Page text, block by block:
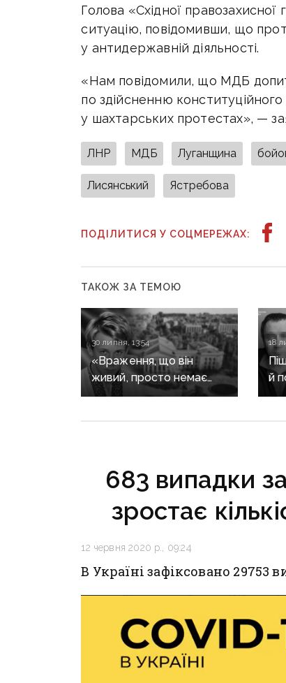
Голова «Східної
ситуацію, повідомивши, що
у антидержавній діяльності.
«Нам повідомили, що МДБ
по здійсненню
у шахтарських протестах», —
ЛНР МДБ Луганщина
Лисянський Ястребова
ПОДІЛИТИСЯ У СОЦМЕРЕЖАХ:
ТАКОЖ ЗА ТЕМОЮ
30 липня, 13:54
«Враження, що він
живий, просто немає
можливості приїхати»:
18
й
683 випадки
зростає
12 червня 2020 р., 09:24
В Україні зафіксовано 29753